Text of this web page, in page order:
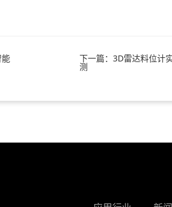
能 下一篇：3D雷达料位计
测